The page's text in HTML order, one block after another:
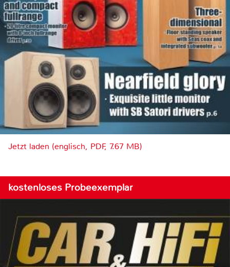
Jetzt laden (englisch, PDF, 7.67 MB)
kostenloses Probeexemplar